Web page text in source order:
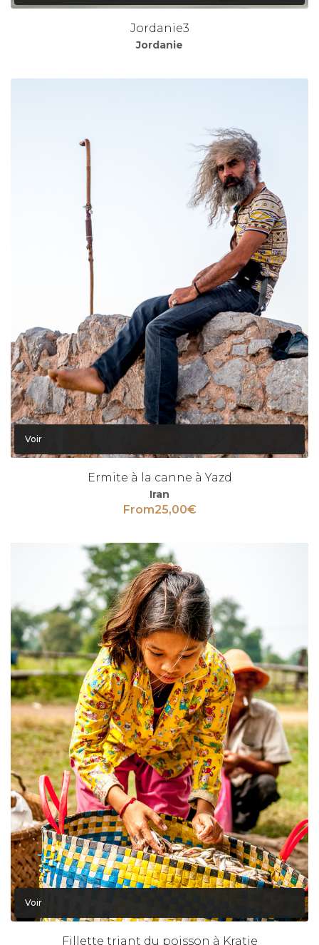
Jordanie3
Jordanie
Voir
Ermite à la canne à Yazd
Iran
From25,00€
Voir
Fillette triant du poisson à Kratie